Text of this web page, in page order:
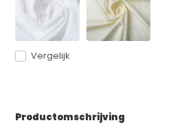
Vergelijk
Productomschrijving